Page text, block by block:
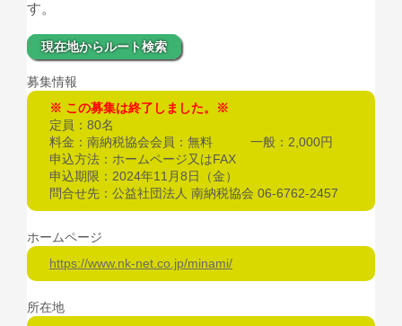
す。
現在地からルート検索
募集情報
この募集は終了しました。
定員：80名
料金：南納税協会会員：無料 一般：2,000円
申込方法：ホームページ又はFAX
申込期限：2024年11月8日（金）
問合せ先：公益社団法人 南納税協会 06‐6762‐2457
ホームページ
https://www.nk-net.co.jp/minami/
所在地